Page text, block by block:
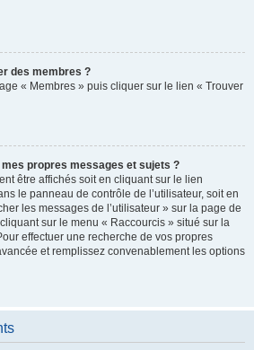
des membres ?
« Membres » puis cliquer sur le lien « Trouver
propres messages et sujets ?
être affichés soit en cliquant sur le lien
le panneau de contrôle de l’utilisateur, soit en
les messages de l’utilisateur » sur la page de
sur le menu « Raccourcis » situé sur la
effectuer une recherche de vos propres
et remplissez convenablement les options